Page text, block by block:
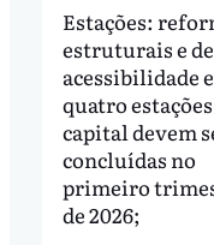
Estações:
estruturais e de
acessibilidade
quatro
capital devem
concluídas no
primeiro
de 2026;